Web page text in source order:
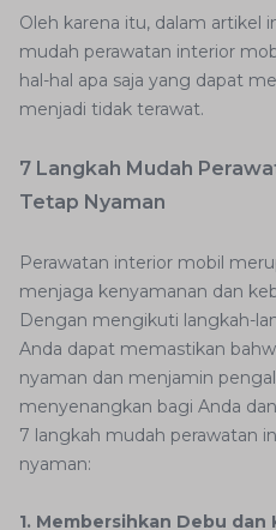
Oleh karena itu, dalam artikel
mudah perawatan interior
hal-hal apa saja yang dapat
menjadi tidak terawat.
7 Langkah Mudah
Tetap Nyaman
Perawatan interior mobil
menjaga kenyamanan dan
Dengan mengikuti langkah-
Anda dapat memastikan
nyaman dan menjamin
menyenangkan bagi Anda
7 langkah mudah perawatan
nyaman:
1. Membersihkan Debu dan